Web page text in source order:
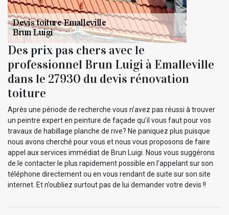
Des prix pas chers avec le
professionnel Brun Luigi à Emalleville
dans le 27930 du devis rénovation
toiture
Après une période de recherche vous n’avez pas réussi à trouver
un peintre expert en peinture de façade qu’il vous faut pour vos
travaux de habillage planche de rive? Ne paniquez plus puisque
nous avons cherché pour vous et nous vous proposons de faire
appel aux services immédiat de Brun Luigi. Nous vous suggérons
de le contacter le plus rapidement possible en l’appelant sur son
téléphone directement ou en vous rendant de suite sur son site
internet. Et n’oubliez surtout pas de lui demander votre devis !!